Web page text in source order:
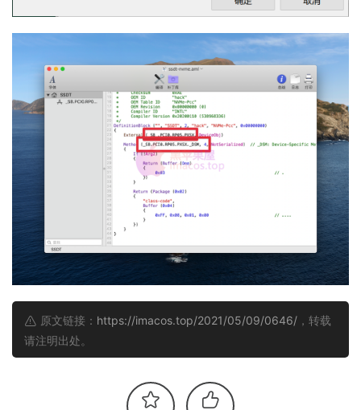
原文链接： https://imacos.top/2021/05/09/0646/ ，转载
请注明出处。